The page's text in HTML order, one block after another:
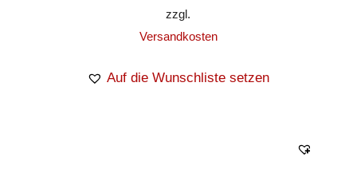
zzgl.
Versandkosten
Auf die Wunschliste setzen